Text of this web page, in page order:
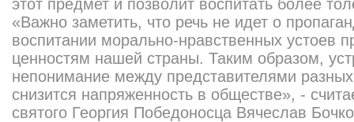
этот предмет и позволит воспитать более
«Важно заметить, что речь не идет о
воспитании морально-нравственных устоев
ценностям нашей страны. Таким образом,
непонимание между представителями
снизится напряженность в обществе», -
святого Георгия Победоносца Вячеслав